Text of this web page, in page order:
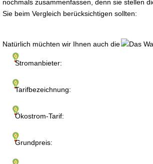
nochmals zusammenfassen, denn sie stellen
Sie beim Vergleich berücksichtigen sollten:
Stromanbieter:
Tarifbezeichnung:
Ökostrom-Tarif:
Grundpreis:
Natürlich müchten wir Ihnen auch die